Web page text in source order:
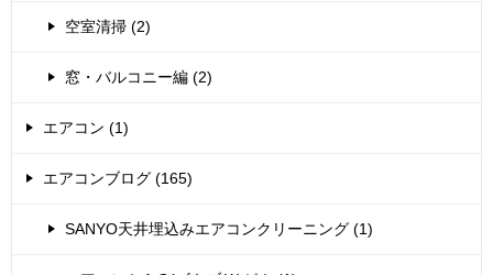
空室清掃 (2)
窓・バルコニー編 (2)
エアコン (1)
エアコンブログ (165)
SANYO天井埋込みエアコンクリーニング (1)